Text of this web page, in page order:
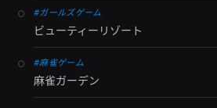
#ガールズゲーム
ビューティーリゾート
#麻雀ゲーム
麻雀ガーデン